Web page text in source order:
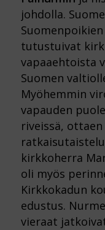
johdolla.
tutustuivat
vapaaehtoista
Suomen
Myöhemmin
vapauden
riveissä, ottaen
kirkkoherra
oli myös
Kirkkokadun
edustus.
vieraat